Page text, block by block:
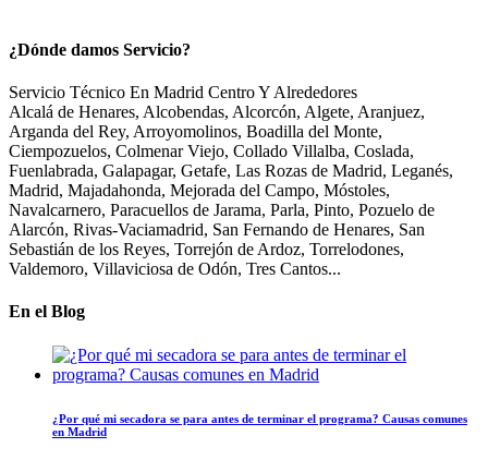
¿Dónde damos Servicio?
Servicio Técnico En Madrid Centro Y Alrededores
Alcalá de Henares, Alcobendas, Alcorcón, Algete, Aranjuez,
Arganda del Rey, Arroyomolinos, Boadilla del Monte,
Ciempozuelos, Colmenar Viejo, Collado Villalba, Coslada,
Fuenlabrada, Galapagar, Getafe, Las Rozas de Madrid, Leganés,
Madrid, Majadahonda, Mejorada del Campo, Móstoles,
Navalcarnero, Paracuellos de Jarama, Parla, Pinto, Pozuelo de
Alarcón, Rivas-Vaciamadrid, San Fernando de Henares, San
Sebastián de los Reyes, Torrejón de Ardoz, Torrelodones,
Valdemoro, Villaviciosa de Odón, Tres Cantos...
En el Blog
¿Por qué mi secadora se para antes de terminar el programa? Causas comunes
en Madrid